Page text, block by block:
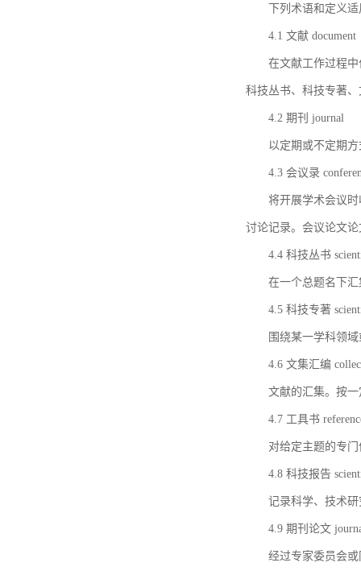
下列术语和定义
4.1 文献 document
在文献工作过程
科技丛书、科技专著
4.2 期刊 journal
以定期或不定期
4.3 会议录
将开展学术会议
讨论记录。会议论文
4.4 科技丛书
在一个总题名下
4.5 科技专著
围绕某一学科领
4.6 文集汇编
文献的汇集。按
4.7 工具书
对给定主题的专
4.8 科技报告
记录科学、技术
4.9 期刊论文
经过专家委员会